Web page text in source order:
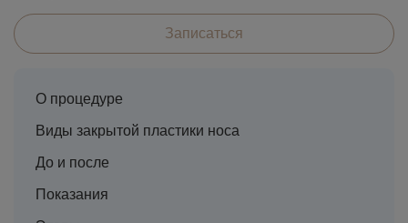
Записаться
О процедуре
Виды закрытой пластики носа
До и после
Показания